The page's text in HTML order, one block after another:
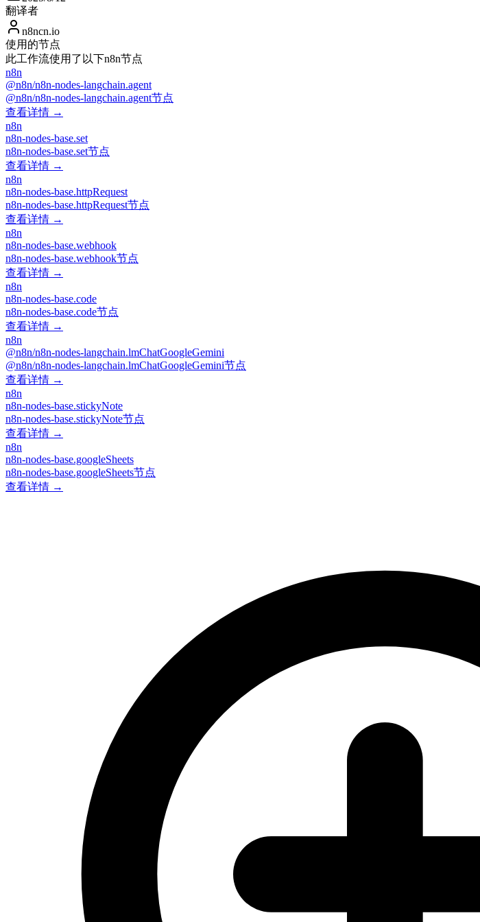
翻译者
n8ncn.io
使用的节点
此工作流使用了以下n8n节点
n8n
@n8n/n8n-nodes-langchain.agent
@n8n/n8n-nodes-langchain.agent节点
查看详情 →
n8n
n8n-nodes-base.set
n8n-nodes-base.set节点
查看详情 →
n8n
n8n-nodes-base.httpRequest
n8n-nodes-base.httpRequest节点
查看详情 →
n8n
n8n-nodes-base.webhook
n8n-nodes-base.webhook节点
查看详情 →
n8n
n8n-nodes-base.code
n8n-nodes-base.code节点
查看详情 →
n8n
@n8n/n8n-nodes-langchain.lmChatGoogleGemini
@n8n/n8n-nodes-langchain.lmChatGoogleGemini节点
查看详情 →
n8n
n8n-nodes-base.stickyNote
n8n-nodes-base.stickyNote节点
查看详情 →
n8n
n8n-nodes-base.googleSheets
n8n-nodes-base.googleSheets节点
查看详情 →